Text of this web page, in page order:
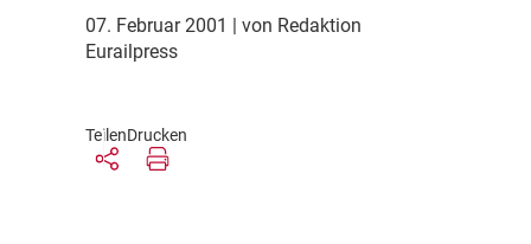
07. Februar 2001
| von Redaktion
Eurailpress
TeilenDrucken